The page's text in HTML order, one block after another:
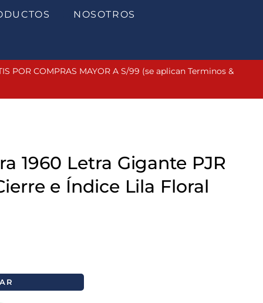
NOSOTROS
POR COMPRAS MAYOR A S/99 (se aplican Terminos &
1960 Letra Gigante PJR
e Índice Lila Floral